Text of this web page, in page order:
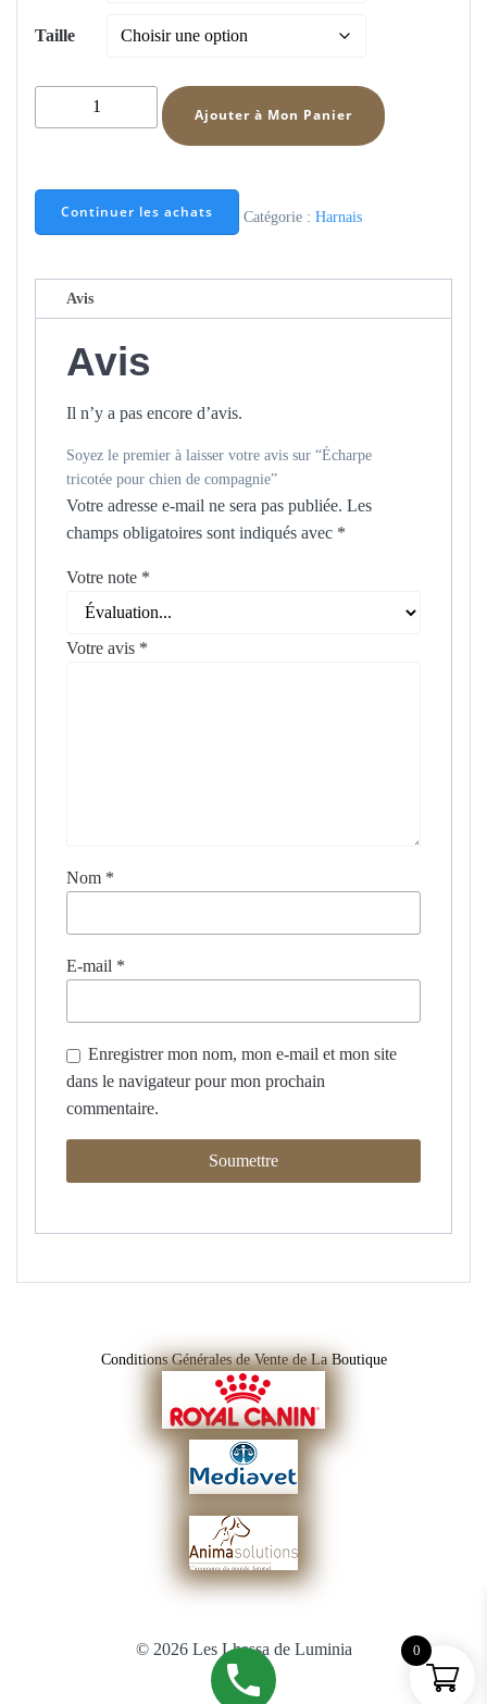
Taille
de
pour
chien
compagnie
Ajouter à Mon Panier
Continuer les achats Catégorie : Harnais
Avis
Avis
Il n’y a pas encore d’avis.
Soyez le premier à laisser votre avis sur “Écharpe
tricotée pour chien de compagnie”
Votre adresse e-mail ne sera pas publiée. Les
champs obligatoires sont indiqués avec *
Votre note *
Votre avis *
Nom *
E-mail *
Enregistrer mon nom, mon e-mail et mon site
dans le navigateur pour mon prochain
commentaire.
Conditions Générales de Vente de La Boutique
© 2026 Les Lhassa de Luminia 0